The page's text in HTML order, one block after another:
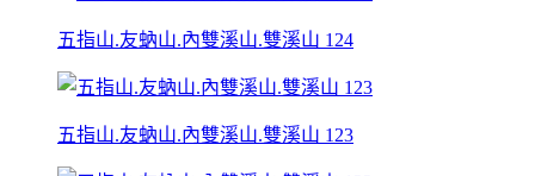
五指山.友蚋山.內雙溪山.雙溪山 124
五指山.友蚋山.內雙溪山.雙溪山 123